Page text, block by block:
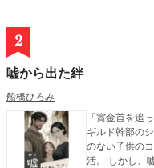
2
嘘から出た絆
船橋ひろみ
「賞金首を追っ
ギルド幹部の
のない子供の
活。 しかし、嘘をつき続けた先に見える、本物の『何か』。